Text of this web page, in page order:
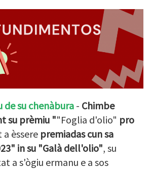
su chenàbura - Chimbe
su prèmiu ""Foglia d'olio" pro
a èssere premiadas cun sa
in su "Galà dell'olio", su
a s'ògiu ermanu e a sos